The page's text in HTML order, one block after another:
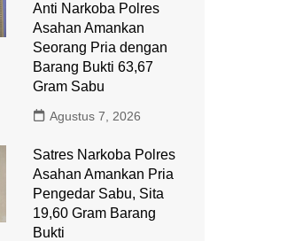
Anti Narkoba Polres
Asahan Amankan
Seorang Pria dengan
Barang Bukti 63,67
Gram Sabu
Agustus 7, 2026
Satres Narkoba Polres
Asahan Amankan Pria
Pengedar Sabu, Sita
19,60 Gram Barang
Bukti